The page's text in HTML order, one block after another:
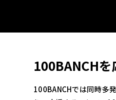
100BANCH
100BANCHでは同時多